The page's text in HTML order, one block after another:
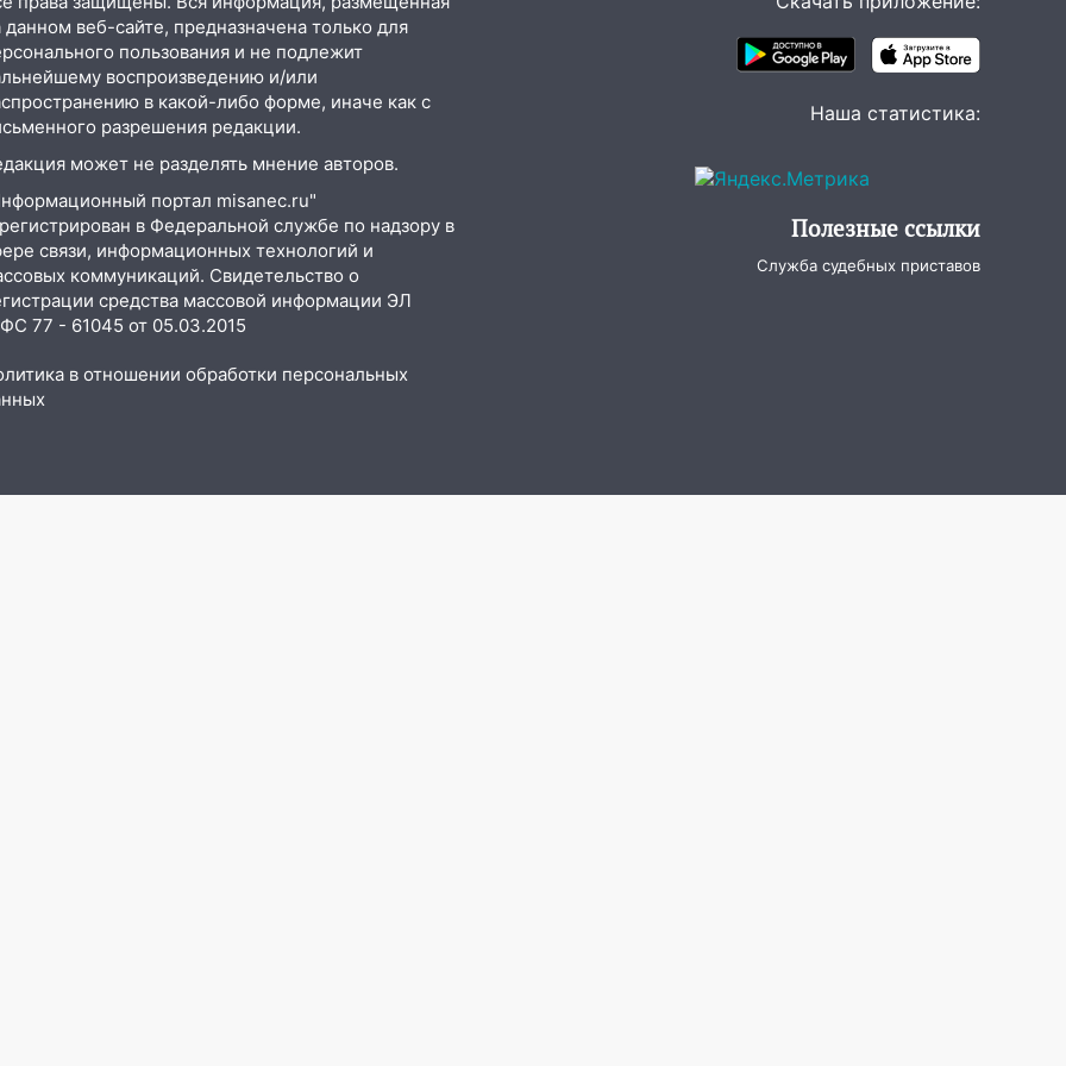
данном веб-сайте, предназначена только для
пользования и не подлежит
воспроизведению и/или
в какой-либо форме, иначе как с
разрешения редакции.
может не разделять мнение авторов.
портал misanec.ru"
в Федеральной службе по надзору в
связи, информационных технологий и
коммуникаций. Свидетельство о
средства массовой информации ЭЛ
77 - 61045 от 05.03.2015
в отношении обработки персональных
Наша статистика:
Полезные ссылки
Служба судебных приставов